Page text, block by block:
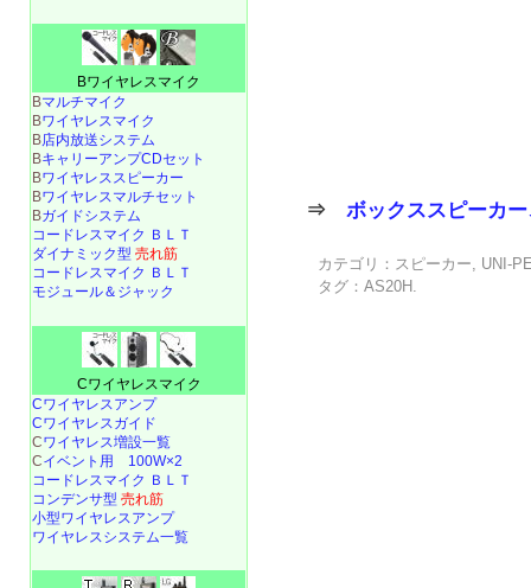
⇒ボックススピーカ
カテゴリ： スピーカー, UNI-
タグ：AS20H .
Bワイヤレスマイク
Bマルチマイク
Bワイヤレスマイク
B店内放送システム
BキャリーアンプCDセット
Bワイヤレススピーカー
Bワイヤレスマルチセット
Bガイドシステム
コードレスマイク ＢＬＴ
ダイナミック型 売れ筋
コードレスマイク ＢＬＴ
モジュール＆ジャック
Cワイヤレスマイク
Cワイヤレスアンプ
Cワイヤレスガイド
Cワイヤレス増設一覧
Cイベント用 100W×2
コードレスマイク ＢＬＴ
コンデンサ型 売れ筋
小型ワイヤレスアンプ
ワイヤレスシステム一覧